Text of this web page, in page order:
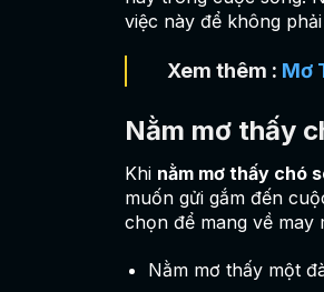
việc này để không
Xem thêm : Mơ
Nằm mơ thấy
Khi nằm mơ thấy chó
muốn gửi gắm đến
chọn để mang về may
Nằm mơ thấy một